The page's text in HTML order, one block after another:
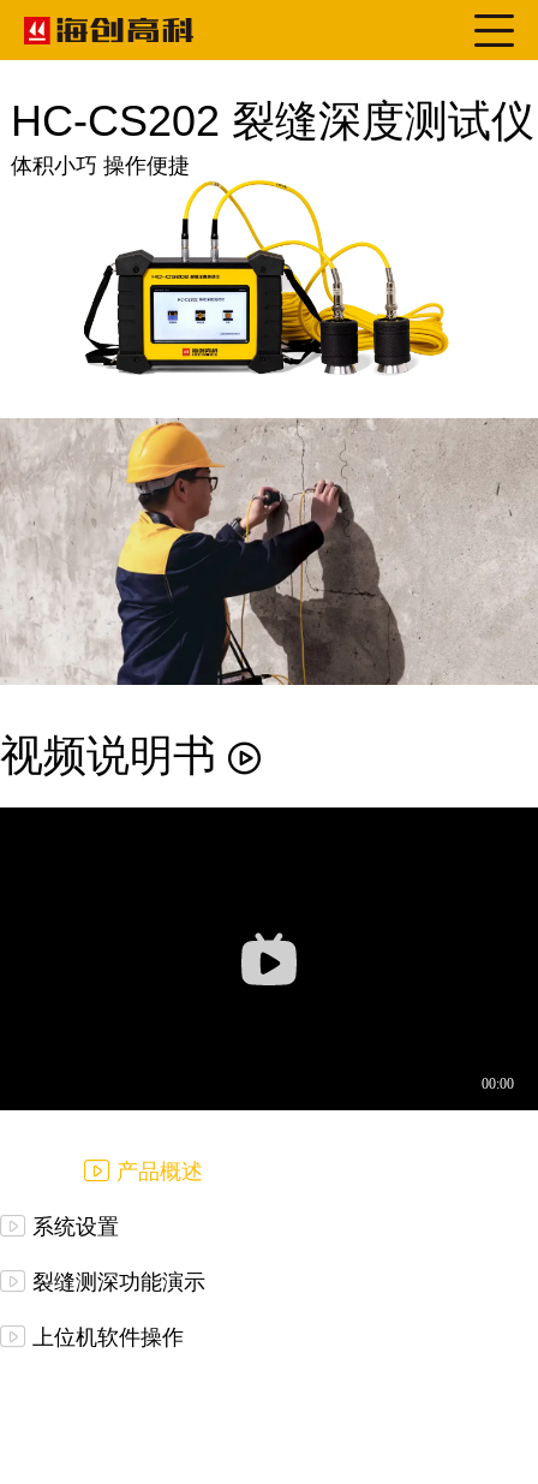
HC-CS202 裂缝深度测试仪
体积小巧 操作便捷
视频说明书
产品概述
系统设置
裂缝测深功能演示
上位机软件操作